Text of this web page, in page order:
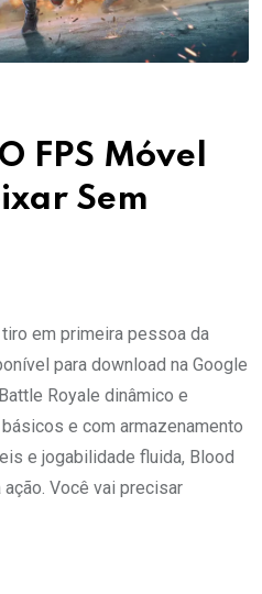
FPS Móvel
Sem
em primeira pessoa da
para download na Google
Royale dinâmico e
e com armazenamento
e jogabilidade fluida, Blood
Você vai precisar